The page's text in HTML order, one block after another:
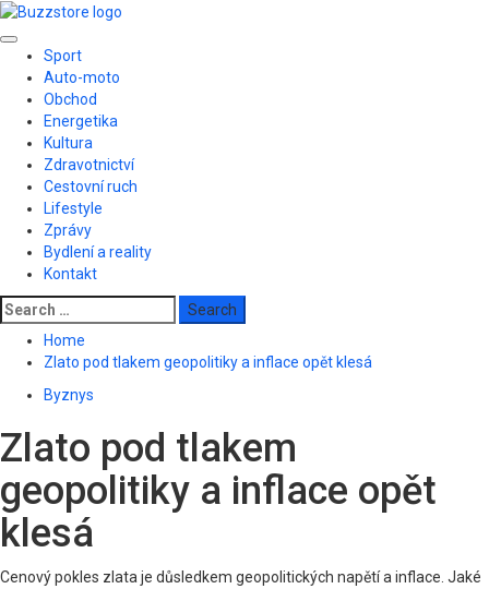
Skip
content
Primary
Menu
Sport
Auto-moto
Obchod
Energetika
Kultura
Zdravotnictví
Cestovní ruch
Lifestyle
Zprávy
Bydlení a reality
Kontakt
Search
for:
Home
Zlato pod tlakem geopolitiky a inflace opět klesá
Byznys
Zlato pod tlakem
geopolitiky a inflace opět
klesá
Cenový pokles zlata je důsledkem geopolitických napětí a inflace. Jaké